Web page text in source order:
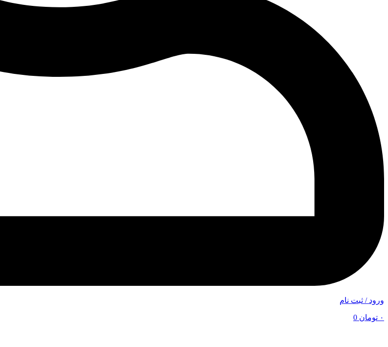
ورود / ثبت نام
۰ تومان 0